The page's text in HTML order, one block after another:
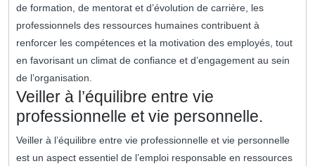
de formation, de mentorat et d’évolution de carrière, les
professionnels des ressources humaines contribuent à
renforcer les compétences et la motivation des employés, tout
en favorisant un climat de confiance et d’engagement au sein
de l’organisation.
Veiller à l’équilibre entre vie
professionnelle et vie personnelle.
Veiller à l’équilibre entre vie professionnelle et vie personnelle
est un aspect essentiel de l’emploi responsable en ressources